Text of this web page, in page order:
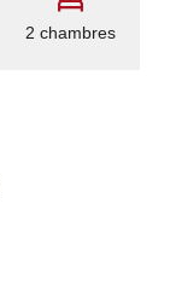
2 chambres